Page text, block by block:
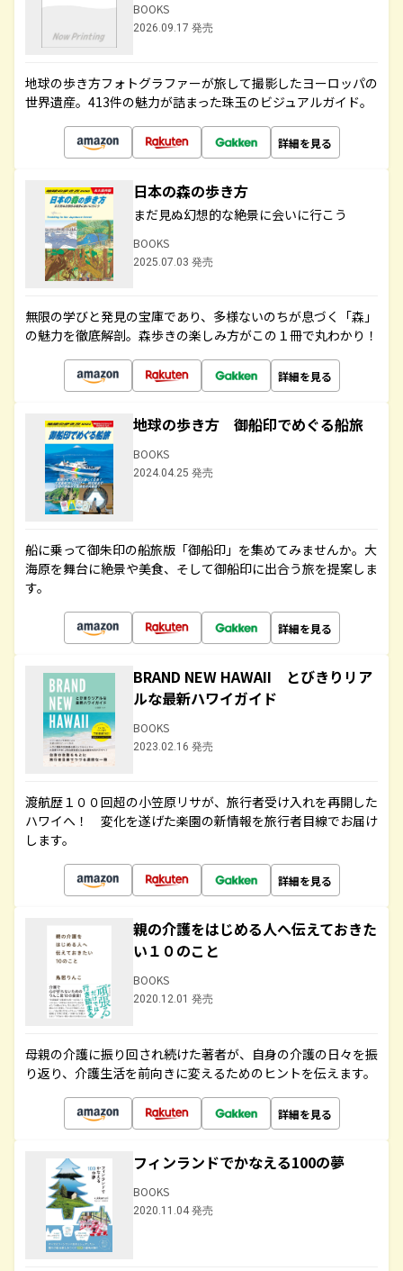
BOOKS
2026.09.17 発売
地球の歩き方フォトグラファーが旅して撮影したヨーロッパの
世界遺産。413件の魅力が詰まった珠玉のビジュアルガイド。
詳細を見る
日本の森の歩き方
まだ見ぬ幻想的な絶景に会いに行こう
BOOKS
2025.07.03 発売
無限の学びと発見の宝庫であり、多様ないのちが息づく「森」
の魅力を徹底解剖。森歩きの楽しみ方がこの１冊で丸わかり！
詳細を見る
地球の歩き方 御船印でめぐる船旅
BOOKS
2024.04.25 発売
船に乗って御朱印の船旅版「御船印」を集めてみませんか。大
海原を舞台に絶景や美食、そして御船印に出合う旅を提案しま
す。
詳細を見る
BRAND NEW HAWAII とびきりリア
ルな最新ハワイガイド
BOOKS
2023.02.16 発売
渡航歴１００回超の小笠原リサが、旅行者受け入れを再開した
ハワイへ！ 変化を遂げた楽園の新情報を旅行者目線でお届け
します。
詳細を見る
親の介護をはじめる人へ伝えておきた
い１０のこと
BOOKS
2020.12.01 発売
母親の介護に振り回され続けた著者が、自身の介護の日々を振
り返り、介護生活を前向きに変えるためのヒントを伝えます。
詳細を見る
フィンランドでかなえる100の夢
BOOKS
2020.11.04 発売